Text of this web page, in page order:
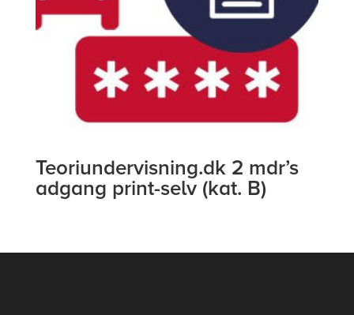
Teoriundervisning.dk 2 mdr’s
adgang print-selv (kat. B)